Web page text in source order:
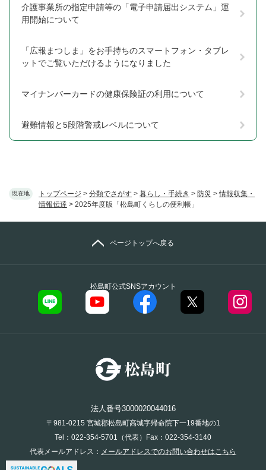
現在地 トップページ > 分類でさがす > 暮らし・手続き > 防災 >情報収集・
情報伝達 > 2025年度版「松島町くらしの便利帳」
介護事業所の指定申請等の「電子申請届出システム」運
用開始について
「広報まつしま」をお手持ちのスマートフォン・タブレ
ットでご覧いただけるようになりました
マイナンバーカードの健康保険証の利用について
避難情報と5段階警戒レベルについて
松島町公式SNSアカウント
ページトップへ戻る
法人番号3000020044016
〒981-0215 宮城郡松島町高城字帰命院下一19番地の1
Tel：022-354-5701（代表）Fax：022-354-3140
代表メールアドレス： メールアドレスでのお問い合わせはこちら